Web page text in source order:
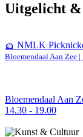
Uitgelicht &
🧺 NMLK
Bloemendaal Aan Zee |
Bloemendaal Aan
14.30 - 19.00